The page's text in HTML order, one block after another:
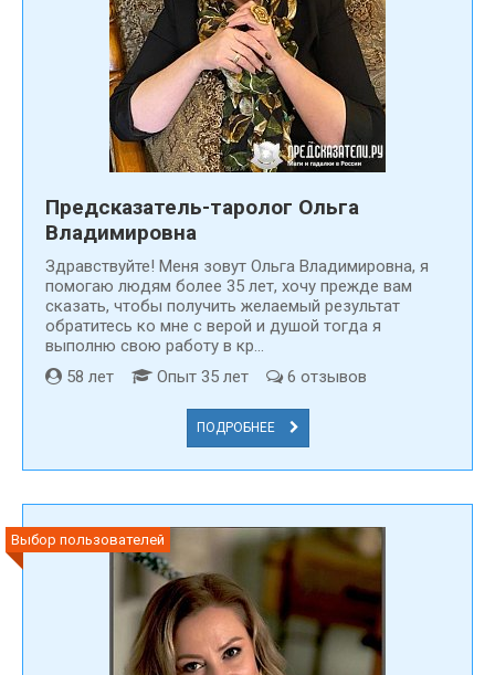
и душевный покой. Избавитесь от долгосрочных проблем
и возможно избежите возникновения новых. Духовный мир
не ведом, и мы совершенно не знаем его законов и правил.
Мы часто нарушаем их, а потом не понимаем, за что нам
дается то или иное испытание.
Обратитесь к гадалке и узнайте правду, получите
понимание ситуации.
Предсказатель-таролог Ольга
Владимировна
Здравствуйте! Меня зовут Ольга Владимировна, я
помогаю людям более 35 лет, хочу прежде вам
сказать, чтобы получить желаемый результат
обратитесь ко мне с верой и душой тогда я
выполню свою работу в кр...
58 лет
Опыт 35 лет 6 отзывов
ПОДРОБНЕЕ
Выбор пользователей